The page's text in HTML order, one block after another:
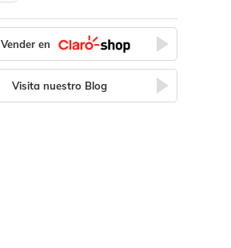
Vender en
Visita nuestro Blog